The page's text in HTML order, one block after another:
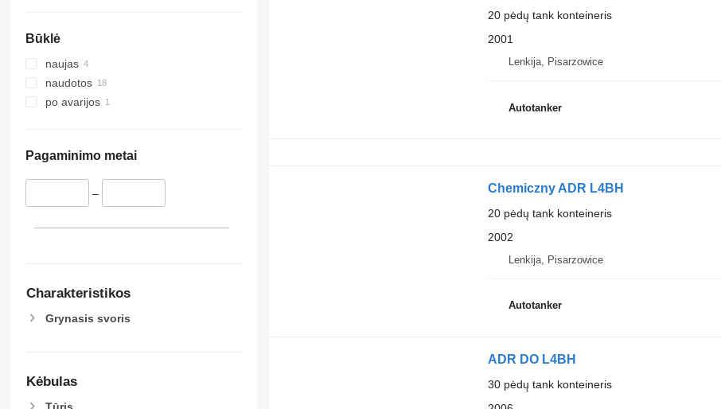
Būklė
naujas
naudotos
po avarijos
Pagaminimo metai
–
Charakteristikos
Grynasis svoris
Kėbulas
Tūris
20 pėdų tank konteineris
2001
Lenkija, Pisarzowice
Autotanker
Chemiczny ADR L4BH
20 pėdų tank konteineris
2002
Lenkija, Pisarzowice
Autotanker
ADR DO L4BH
30 pėdų tank konteineris